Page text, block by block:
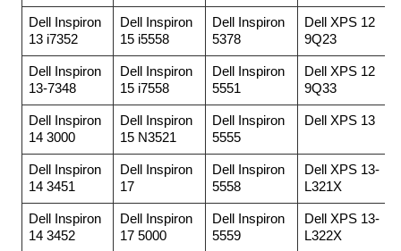
Dell Inspiron
13 i7352
Dell Inspiron
15 i5558
Dell Inspiron
5378
Dell XPS 12
9Q23
Dell Inspiron
13-7348
Dell Inspiron
15 i7558
Dell Inspiron
5551
Dell XPS 12
9Q33
Dell Inspiron
14 3000
Dell Inspiron
15 N3521
Dell Inspiron
5555
Dell XPS 13
Dell Inspiron
14 3451
Dell Inspiron
17
Dell Inspiron
5558
Dell XPS 13-
L321X
Dell Inspiron
14 3452
Dell Inspiron
17 5000
Dell Inspiron
5559
Dell XPS 13-
L322X